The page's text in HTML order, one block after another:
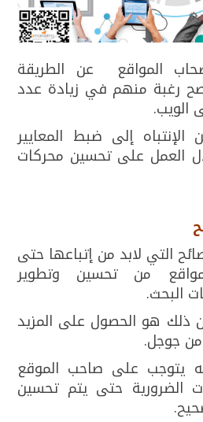
المواقع عن الطريقة
رغبة منهم في زيادة عدد
الويب.
إلى ضبط المعايير
العمل على تحسين محركات
التي لابد من إتباعها حتى
من تحسين وتطوير
البحث.
ذلك هو الحصول على المزيد
من جوجل.
يتوجب على صاحب الموقع
الضرورية حتى يتم تحسين